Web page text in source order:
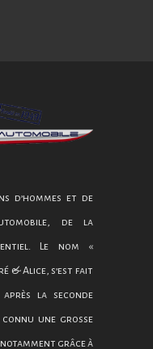
d’hommes et de
de la
Le nom «
& Alice, s’est fait
la seconde
une grosse
notamment grâce à